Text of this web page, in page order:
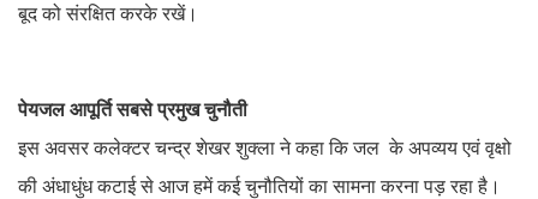
बूद को संरक्षित करके रखें।
पेयजल आपूर्ति सबसे प्रमुख चुनौती
इस अवसर कलेक्टर चन्द्र शेखर शुक्ला ने कहा कि जल के अपव्यय एवं वृक्षो
की अंधाधुंध कटाई से आज हमें कई चुनौतियों का सामना करना पड़ रहा है।